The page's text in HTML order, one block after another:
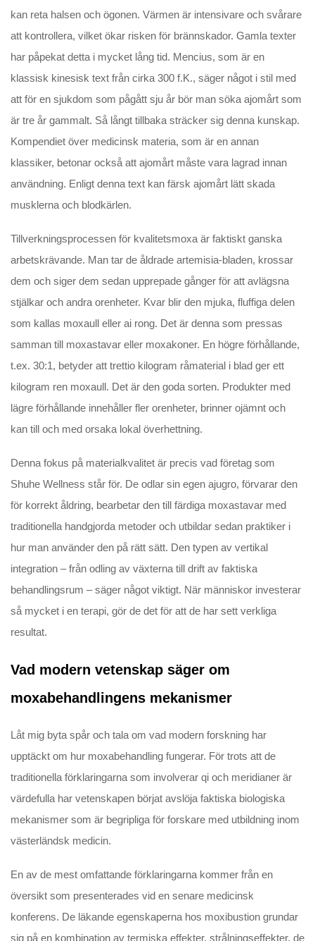
kan reta halsen och ögonen. Värmen är intensivare och svårare
att kontrollera, vilket ökar risken för brännskador. Gamla texter
har påpekat detta i mycket lång tid. Mencius, som är en
klassisk kinesisk text från cirka 300 f.K., säger något i stil med
att för en sjukdom som pågått sju år bör man söka ajomårt som
är tre år gammalt. Så långt tillbaka sträcker sig denna kunskap.
Kompendiet över medicinsk materia, som är en annan
klassiker, betonar också att ajomårt måste vara lagrad innan
användning. Enligt denna text kan färsk ajomårt lätt skada
musklerna och blodkärlen.
Tillverkningsprocessen för kvalitetsmoxa är faktiskt ganska
arbetskrävande. Man tar de åldrade artemisia-bladen, krossar
dem och siger dem sedan upprepade gånger för att avlägsna
stjälkar och andra orenheter. Kvar blir den mjuka, fluffiga delen
som kallas moxaull eller ai rong. Det är denna som pressas
samman till moxastavar eller moxakoner. En högre förhållande,
t.ex. 30:1, betyder att trettio kilogram råmaterial i blad ger ett
kilogram ren moxaull. Det är den goda sorten. Produkter med
lägre förhållande innehåller fler orenheter, brinner ojämnt och
kan till och med orsaka lokal överhettning.
Denna fokus på materialkvalitet är precis vad företag som
Shuhe Wellness står för. De odlar sin egen ajugro, förvarar den
för korrekt åldring, bearbetar den till färdiga moxastavar med
traditionella handgjorda metoder och utbildar sedan praktiker i
hur man använder den på rätt sätt. Den typen av vertikal
integration – från odling av växterna till drift av faktiska
behandlingsrum – säger något viktigt. När människor investerar
så mycket i en terapi, gör de det för att de har sett verkliga
resultat.
Vad modern vetenskap säger om
moxabehandlingens mekanismer
Låt mig byta spår och tala om vad modern forskning har
upptäckt om hur moxabehandling fungerar. För trots att de
traditionella förklaringarna som involverar qi och meridianer är
värdefulla har vetenskapen börjat avslöja faktiska biologiska
mekanismer som är begripliga för forskare med utbildning inom
västerländsk medicin.
En av de mest omfattande förklaringarna kommer från en
översikt som presenterades vid en senare medicinsk
konferens. De läkande egenskaperna hos moxibustion grundar
sig på en kombination av termiska effekter, strålningseffekter, de